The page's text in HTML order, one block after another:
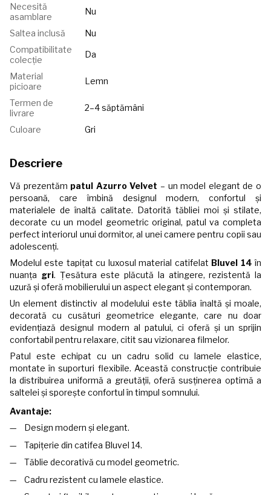
Necesită
asamblare
Nu
Saltea inclusă
Nu
Compatibilitate
colecție
Da
Material
picioare
Lemn
Termen de
livrare
2–4 săptămâni
Culoare Gri
Descriere
Vă prezentăm patul Azurro Velvet – un model elegant de o
persoană, care îmbină designul modern, confortul și
materialele de înaltă calitate. Datorită tăbliei moi și stilate,
decorate cu un model geometric original, patul va completa
perfect interiorul unui dormitor, al unei camere pentru copii sau
adolescenți.
Modelul este tapițat cu luxosul material catifelat Bluvel 14 în
nuanța gri. Țesătura este plăcută la atingere, rezistentă la
uzură și oferă mobilierului un aspect elegant și contemporan.
Un element distinctiv al modelului este tăblia înaltă și moale,
decorată cu cusături geometrice elegante, care nu doar
evidențiază designul modern al patului, ci oferă și un sprijin
confortabil pentru relaxare, citit sau vizionarea filmelor.
Patul este echipat cu un cadru solid cu lamele elastice,
montate în suporturi flexibile. Această construcție contribuie
la distribuirea uniformă a greutății, oferă susținerea optimă a
saltelei și sporește confortul în timpul somnului.
Avantaje:
Design modern și elegant.
Tapițerie din catifea Bluvel 14.
Tăblie decorativă cu model geometric.
Cadru rezistent cu lamele elastice.